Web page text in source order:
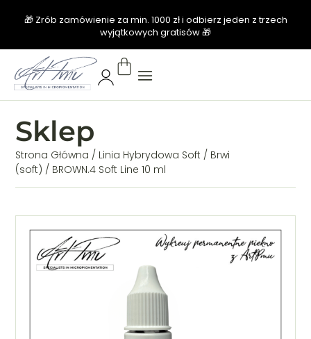
🎁 Zrób zamówienie za min. 1000 zł i odbierz jeden z trzech
wyjątkowych gratisów 🎁
Sklep
Strona Główna / Linia Hybrydowa Soft / Brwi
(soft) / BROWN.4 Soft Line 10 ml